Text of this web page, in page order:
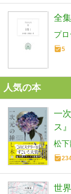
全
プ
5
人気の本
一
ス
松下
世